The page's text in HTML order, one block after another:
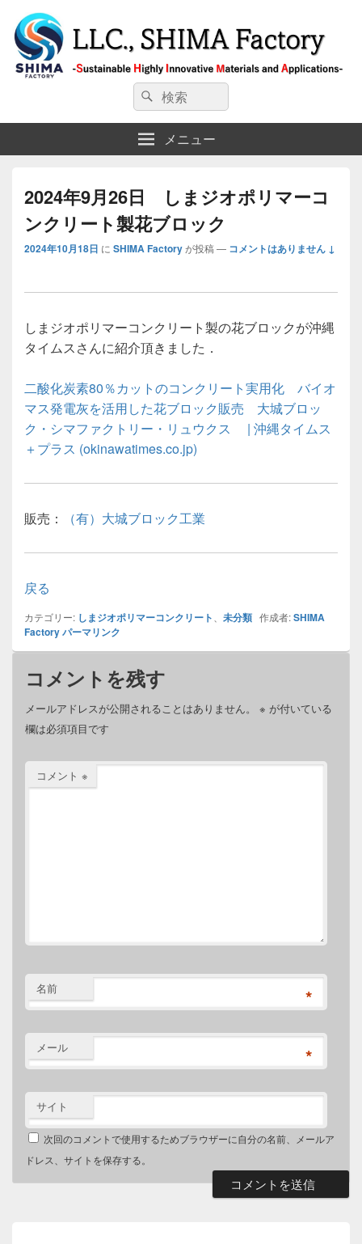
LLC., SHIMA Factory
-Sustainable Highly Innovative Materials and Applications- <gwmw
style="display:none;"></gwmw>
検
索:
検
索
メニュー
2024年9月26日 しまジオポリマーコ
ンクリート製花ブロック
2024年10月18日 に SHIMA Factoryが投稿 — コメントはありません ↓
しまジオポリマーコンクリート製の花ブロックが沖縄
タイムスさんに紹介頂きました．
二酸化炭素80％カットのコンクリート実用化 バイオ
マス発電灰を活用した花ブロック販売 大城ブロッ
ク・シマファクトリー・リュウクス | 沖縄タイムス
＋プラス (okinawatimes.co.jp)
販売： （有）大城ブロック工業
戻る
カテゴリー: しまジオポリマーコンクリート 未分類 作成者:SHIMA
Factoryパーマリンク
コメントを残す
メールアドレスが公開されることはありません。 ※ が付いている
欄は必須項目です
コメント ※
名前 *
メール *
サイト
次回のコメントで使用するためブラウザーに自分の名前、メールア
ドレス、サイトを保存する。